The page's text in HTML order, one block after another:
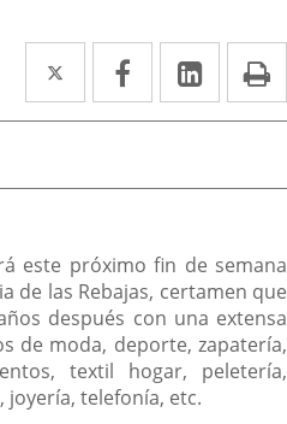
Twitter
Enlace
a
aplicación
Facebook
Enlace
a
aplicación
Enlace
a
este próximo fin de semana
de las Rebajas, certamen que
después con una extensa
de moda, deporte, zapatería,
textil hogar, peletería,
joyería, telefonía, etc.